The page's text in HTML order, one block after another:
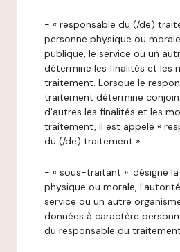
- « responsable du (/de)
personne physique ou
publique, le service ou un
détermine les finalités et les
traitement. Lorsque le
traitement détermine
d'autres les finalités et les
traitement, il est appelé «
du (/de) traitement ».
- « sous-traitant »: désigne
physique ou morale,
service ou un autre
données à caractère
du responsable du